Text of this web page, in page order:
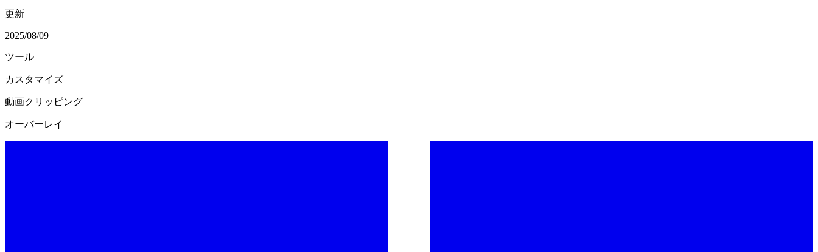
更新
2025/08/09
ツール
カスタマイズ
動画クリッピング
オーバーレイ